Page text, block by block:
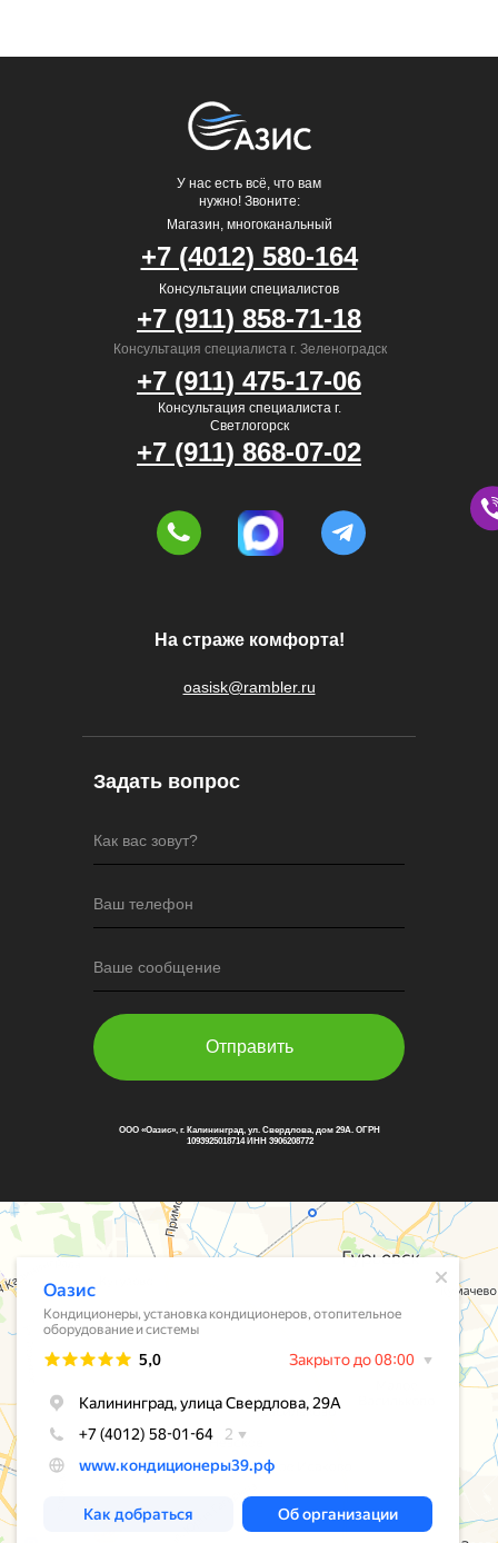
Как вас зовут?
Ваш телефон
Ваше сообщение
Отправить
oasisk@rambler.ru
У нас есть всё, что вам
нужно! Звоните:
На страже комфорта!
Магазин, многоканальный
Консультация специалиста г.
Светлогорск
Консультация специалиста г. Зеленоградск
Консультации специалистов
+7 (911) 858-71-18
+7 (911) 475-17-06
+7 (911) 868-07-02
+7 (4012) 580-164
Задать вопрос
ООО «Оазис», г. Калининград, ул. Свердлова, дом 29А. ОГРН
1093925018714 ИНН 3906208772